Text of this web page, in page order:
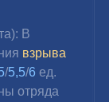
В
взрыва
/5,5/6 ед.
отряда